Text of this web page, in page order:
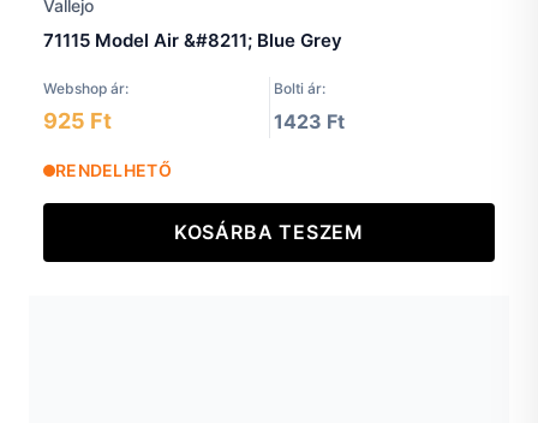
71115 Model Air &#8211; Blue Grey
Webshop ár: Bolti ár:
925 Ft 1423 Ft
RENDELHETŐ
KOSÁRBA TESZEM